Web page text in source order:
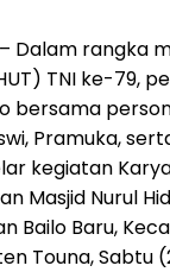
– Dalam rangka
TNI ke-79,
bersama
Pramuka,
kegiatan
Masjid Nurul
Bailo Baru,
Touna, Sabtu